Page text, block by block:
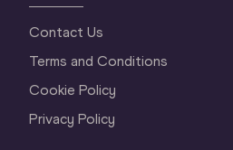
Contact Us
Terms and Conditions
Cookie Policy
Privacy Policy